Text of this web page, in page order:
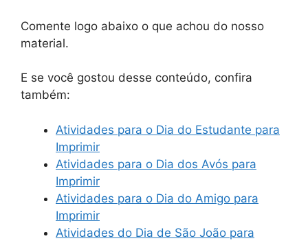
Comente logo abaixo o que achou do nosso
material.
E se você gostou desse conteúdo, confira
também:
Atividades para o Dia do Estudante para
Imprimir
Atividades para o Dia dos Avós para
Imprimir
Atividades para o Dia do Amigo para
Imprimir
Atividades do Dia de São João para